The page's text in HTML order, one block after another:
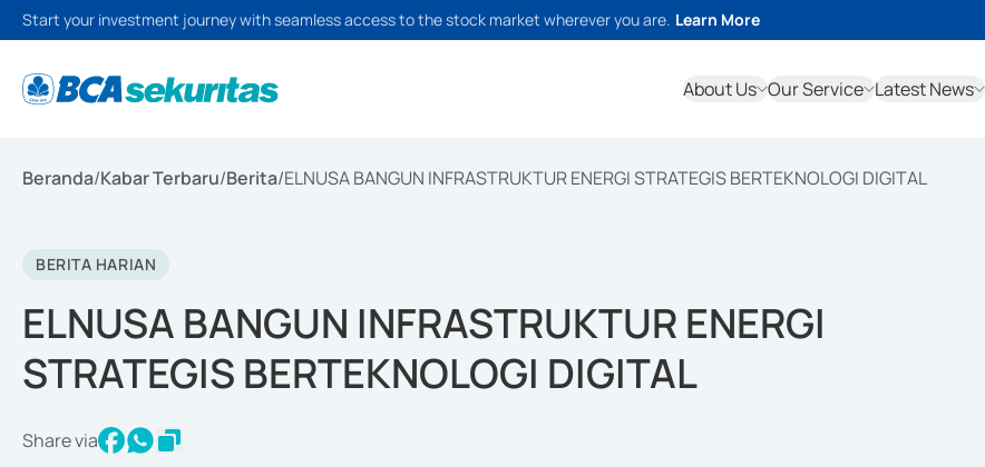
Start your investment journey with seamless access to the stock market wherever you are. Learn More
About Us Our Service Latest News
Beranda/Kabar Terbaru/Berita/ELNUSA BANGUN INFRASTRUKTUR ENERGI STRATEGIS BERTEKNOLOGI DIGITAL
BERITA HARIAN
ELNUSA BANGUN INFRASTRUKTUR ENERGI
STRATEGIS BERTEKNOLOGI DIGITAL
Share via